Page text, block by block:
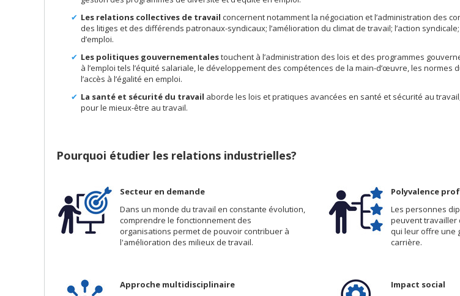
Les relations collectives de travail concernent notamment la négociation et l’administration des
des litiges et des différends patronaux-syndicaux; l’amélioration du climat de travail; l’action
d’emploi.
Les politiques gouvernementalestouchent à l’administration des lois et des programmes
à l’emploi tels l’équité salariale, le développement des compétences de la main-d’œuvre, les normes
l’accès à l’égalité en emploi.
La santé et sécurité du travail aborde les lois et pratiques avancées en santé et sécurité au
pour le mieux-être au travail.
Pourquoi étudier les relations industrielles?
Secteur en demande
Dans un monde du travail en constante évolution,
comprendre le fonctionnement des
organisations permet de pouvoir contribuer à
l'amélioration des milieux de travail.
Polyvalence
Les personnes
peuvent travailler
qui leur offre une
carrière.
Approche multidisciplinaire
Impact social